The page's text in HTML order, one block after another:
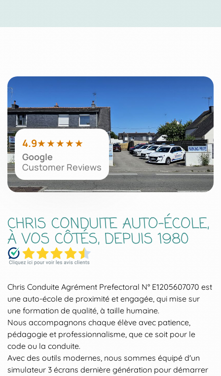
4.9★★★★★
Google
Customer Reviews
CHRIS CONDUITE AUTO-ÉCOLE,
À VOS CÔTÉS, DEPUIS 1980
Chris Conduite Agrément Prefectoral N° E1205607070 est
une auto-école de proximité et engagée, qui mise sur
une formation de qualité, à taille humaine.
Nous accompagnons chaque élève avec patience,
pédagogie et professionnalisme, que ce soit pour le
code ou la conduite.
Avec des outils modernes, nous sommes équipé d'un
simulateur 3 écrans dernière génération pour démarrer